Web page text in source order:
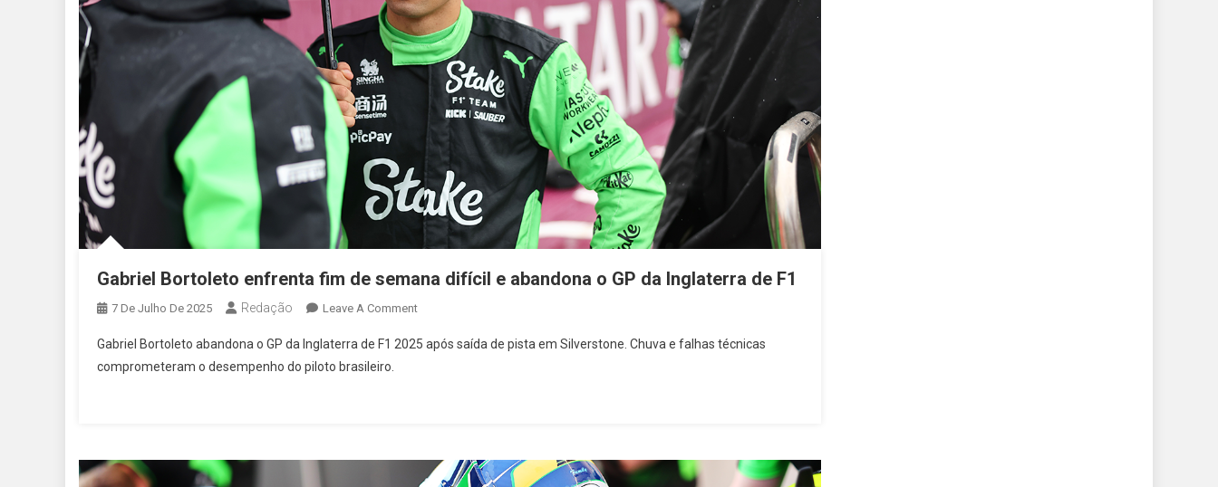
Gabriel Bortoleto enfrenta fim de semana difícil e abandona o GP da Inglaterra de F1
7 De Julho De 2025 Redação Leave A CommentOn
Bortoleto
Gabriel Bortoleto abandona o GP da Inglaterra de F1 2025 após saída de pista em Silverstone. Chuva e falhas técnicas
comprometeram o desempenho do piloto brasileiro.